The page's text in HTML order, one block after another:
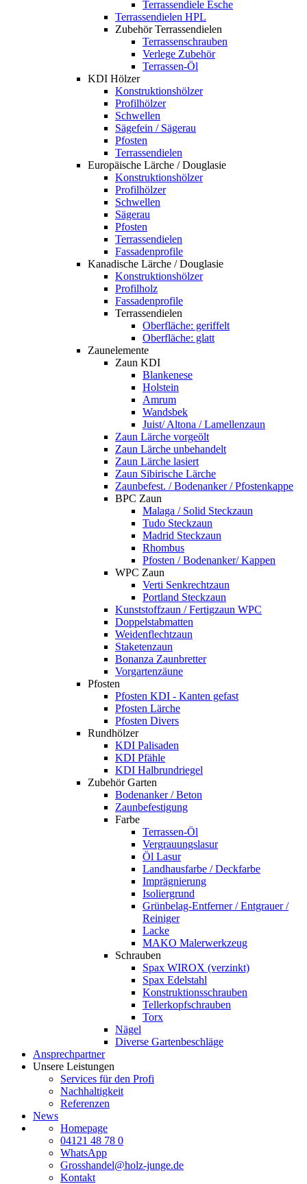
Terrassendiele Esche
Terrassendielen HPL
Zubehör Terrassendielen
Terrassenschrauben
Verlege Zubehör
Terrassen-Öl
KDI Hölzer
Konstruktionshölzer
Profilhölzer
Schwellen
Sägefein / Sägerau
Pfosten
Terrassendielen
Europäische Lärche / Douglasie
Konstruktionshölzer
Profilhölzer
Schwellen
Sägerau
Pfosten
Terrassendielen
Fassadenprofile
Kanadische Lärche / Douglasie
Konstruktionshölzer
Profilholz
Fassadenprofile
Terrassendielen
Oberfläche: geriffelt
Oberfläche: glatt
Zaunelemente
Zaun KDI
Blankenese
Holstein
Amrum
Wandsbek
Juist/ Altona / Lamellenzaun
Zaun Lärche vorgeölt
Zaun Lärche unbehandelt
Zaun Lärche lasiert
Zaun Sibirische Lärche
Zaunbefest. / Bodenanker / Pfostenkappe
BPC Zaun
Malaga / Solid Steckzaun
Tudo Steckzaun
Madrid Steckzaun
Rhombus
Pfosten / Bodenanker/ Kappen
WPC Zaun
Verti Senkrechtzaun
Portland Steckzaun
Kunststoffzaun / Fertigzaun WPC
Doppelstabmatten
Weidenflechtzaun
Staketenzaun
Bonanza Zaunbretter
Vorgartenzäune
Pfosten
Pfosten KDI - Kanten gefast
Pfosten Lärche
Pfosten Divers
Rundhölzer
KDI Palisaden
KDI Pfähle
KDI Halbrundriegel
Zubehör Garten
Bodenanker / Beton
Zaunbefestigung
Farbe
Terrassen-Öl
Vergrauungslasur
Öl Lasur
Landhausfarbe / Deckfarbe
Imprägnierung
Isoliergrund
Grünbelag-Entferner / Entgrauer /
Reiniger
Lacke
MAKO Malerwerkzeug
Schrauben
Spax WIROX (verzinkt)
Spax Edelstahl
Konstruktionsschrauben
Tellerkopfschrauben
Torx
Nägel
Diverse Gartenbeschläge
Ansprechpartner
Unsere Leistungen
Services für den Profi
Nachhaltigkeit
Referenzen
News
Homepage
04121 48 78 0
WhatsApp
Grosshandel@holz-junge.de
Kontakt